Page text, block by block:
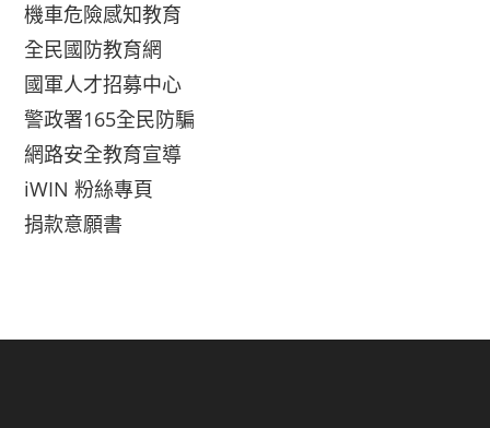
機車危險感知教育
全民國防教育網
國軍人才招募中心
警政署165全民防騙
網路安全教育宣導
iWIN 粉絲專頁
捐款意願書